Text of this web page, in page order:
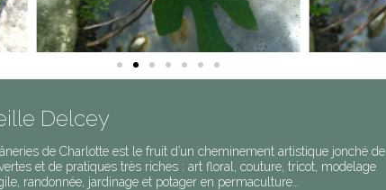
Delcey
de Charlotte est le fruit d’un cheminement artistique jonché de
et de pratiques très riches : art floral, couture, tricot, modelage
randonnée, jardinage et potager en permaculture…